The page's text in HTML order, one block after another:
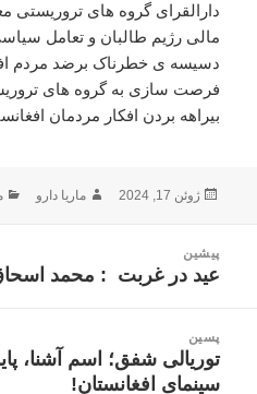
دارالقرای گروه های تروریستی
مالی رژیم طالبان و تعامل سیاسی
دسیسه ی خطرناک برضد مردم
فرصت سازی به گروه های
بیراهه بردن افکار مردمان
ارسال
ژوئن 17, 2024 نویسنده
ماریا دارو
نوشتهپیشین
نوشته
عید در غربت : محمد اسحاق
پسین
نوشته
بعدی:
توریالی شفق؛ اسم آشنا،
سینمای افغانستان!